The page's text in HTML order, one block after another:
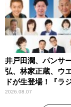
井戸田潤、パンサ
弘、林家正蔵、ウ
ドが生登場！『ラ
ー昼ズ』
2026.08.07